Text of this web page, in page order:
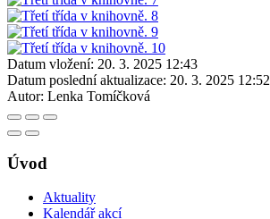
Datum vložení: 20. 3. 2025 12:43
Datum poslední aktualizace: 20. 3. 2025 12:52
Autor: Lenka Tomíčková
Úvod
Aktuality
Kalendář akcí